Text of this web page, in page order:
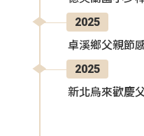
2025
卓溪鄉父親節
2025
新北烏來歡慶